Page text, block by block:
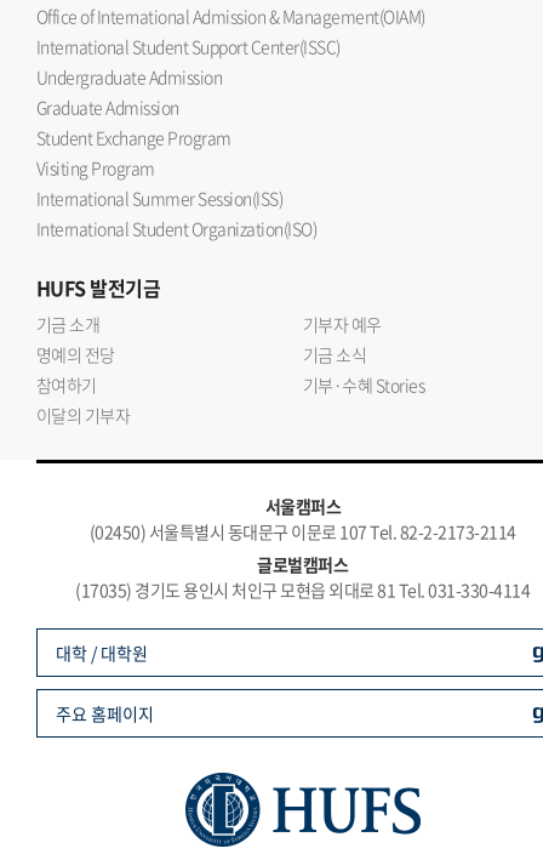
Office of International Admission & Management(OIAM)
International Student Support Center(ISSC)
Undergraduate Admission
Graduate Admission
Student Exchange Program
Visiting Program
International Summer Session(ISS)
International Student Organization(ISO)
HUFS발전기금
기금 소개
기부자 예우
명예의 전당
기금 소식
참여하기
기부·수혜 Stories
이달의 기부자
서울캠퍼스
(02450) 서울특별시 동대문구 이문로 107 Tel. 82-2-2173-2114
글로벌캠퍼스
(17035) 경기도 용인시 처인구 모현읍 외대로 81 Tel. 031-330-4114
대학 / 대학원
주요 홈페이지